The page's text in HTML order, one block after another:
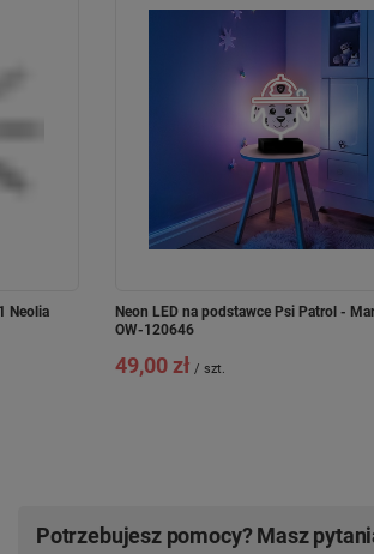
Neolia
Neon LED na podstawce Psi Patrol -
OW-120646
49,00 zł / szt.
Potrzebujesz pomocy? Masz